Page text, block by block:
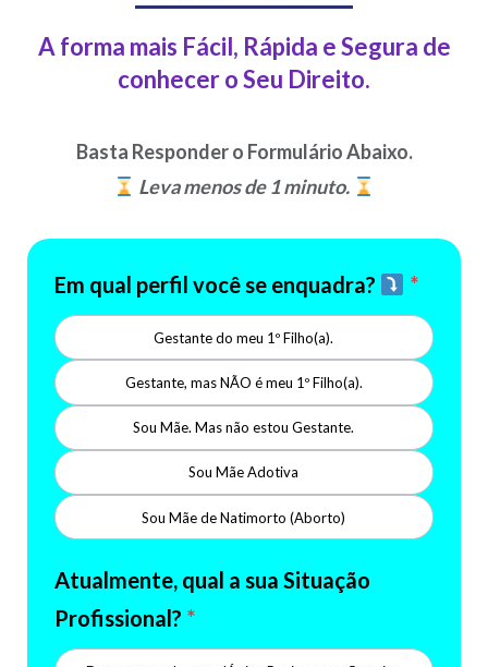
A forma mais Fácil, Rápida e Segura de
conhecer o Seu Direito.
Basta Responder o Formulário Abaixo.
Leva menos de 1 minuto.
Tavares
Assessoria
Em qual perfil você se enquadra? *
Gestante do meu 1º Filho(a).
Gestante, mas NÃO é meu 1º Filho(a).
Sou Mãe. Mas não estou Gestante.
Sou Mãe Adotiva
Sou Mãe de Natimorto (Aborto)
Atualmente, qual a sua Situação
Profissional? *